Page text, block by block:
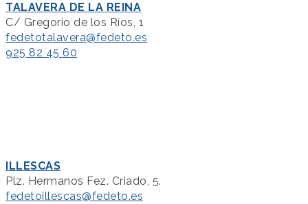
TALAVERA DE LA REINA
C/ Gregorio de los Ríos, 1
fedetotalavera@fedeto.es
925 82 45 60
ILLESCAS
Plz. Hermanos Fez. Criado, 5.
fedetoillescas@fedeto.es